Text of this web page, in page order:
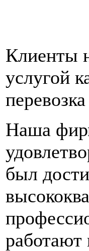
Клиенты
услугой
Наша
был
работают